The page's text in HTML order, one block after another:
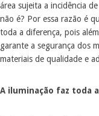
área sujeita a incidência
não é? Por essa razão é
toda a diferença, pois
garante a segurança dos
materiais de qualidade e
A iluminação faz toda